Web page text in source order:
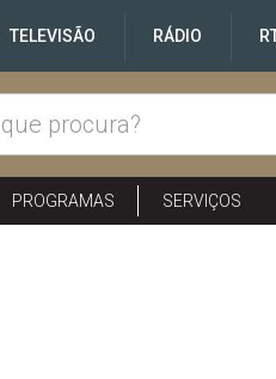
TELEVISÃO RÁDIO
PROGRAMAS SERVIÇOS